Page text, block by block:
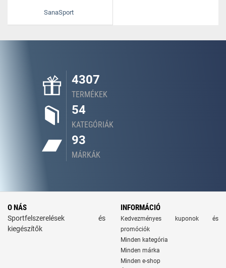
SanaSport
4307
TERMÉKEK
54
KATEGÓRIÁK
93
MÁRKÁK
O NÁS
Sportfelszerelések és
kiegészítők
INFORMÁCIÓ
Kedvezményes kuponok és
promóciók
Minden kategória
Minden márka
Minden e-shop